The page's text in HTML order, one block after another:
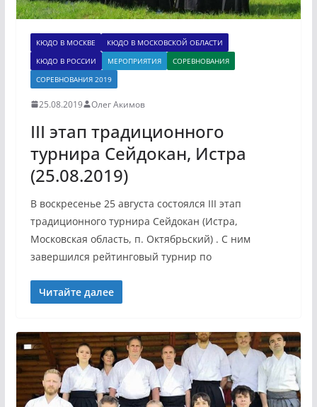
КЮДО В МОСКВЕ
КЮДО В МОСКОВСКОЙ ОБЛАСТИ
КЮДО В РОССИИ
МЕРОПРИЯТИЯ
СОРЕВНОВАНИЯ
СОРЕВНОВАНИЯ 2019
25.08.2019 Олег Акимов
III этап традиционного
турнира Сейдокан, Истра
(25.08.2019)
В воскресенье 25 августа состоялся III этап
традиционного турнира Сейдокан (Истра,
Московская область, п. Октябрьский) . С ним
завершился рейтинговый турнир по
Читайте далее